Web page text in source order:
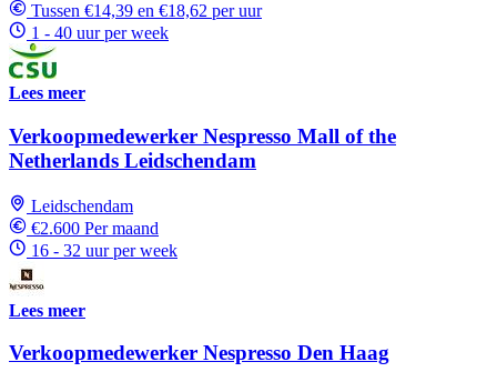
Tussen €14,39 en €18,62 per uur
1 - 40 uur per week
Lees meer
Verkoopmedewerker Nespresso Mall of the
Netherlands Leidschendam
Leidschendam
€2.600 Per maand
16 - 32 uur per week
Lees meer
Verkoopmedewerker Nespresso Den Haag